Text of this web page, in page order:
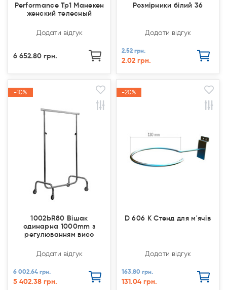
Performance Tp1 Манекен
женский телесный
Додати відгук
6 652.80 грн.
Розмірники білий 36
Додати відгук
2.52 грн.
2.02 грн.
-10%
-10%
1002bR80 Вішак
одинарна 1000mm з
регулюванням висо
Додати відгук
6 002.64 грн.
5 402.38 грн.
-20%
-20%
D 606 К Стенд для м'ячів
Додати відгук
163.80 грн.
131.04 грн.